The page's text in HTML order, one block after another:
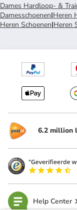
Dames Hardloop- &
Damesschoenen|Heren
Heren Schoenen|Heren
6.2 million
Help Center